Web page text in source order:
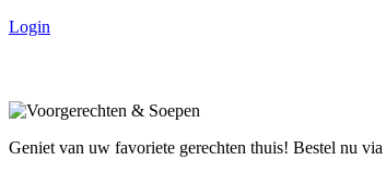
Login
Geniet van uw favoriete gerechten thuis! Bestel nu via